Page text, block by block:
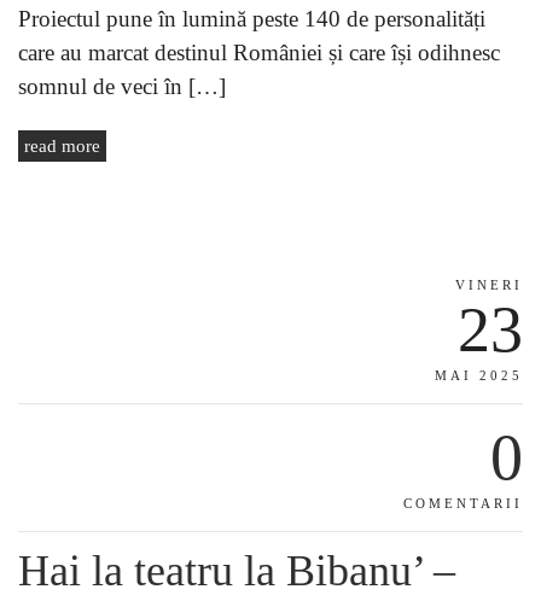
Proiectul pune în lumină peste 140 de personalități
care au marcat destinul României și care își odihnesc
somnul de veci în […]
read more
VINERI
23
MAI 2025
0
COMENTARII
Hai la teatru la Bibanu’ –